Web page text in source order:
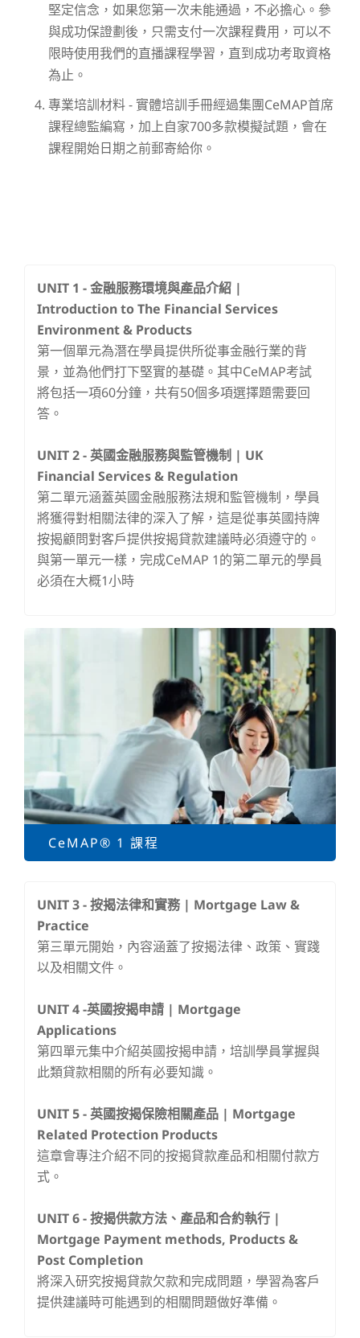
堅定信念，如果您第一次未能通過，不必擔心。參
與成功保證劃後，只需支付一次課程費用，可以不
限時使用我們的直播課程學習，直到成功考取資格
為止。
專業培訓材料 - 實體培訓手冊經過集團CeMAP首席
課程總監編寫，加上自家700多款模擬試題，會在
課程開始日期之前郵寄給你。
UNIT 1 - 金融服務環境與產品介紹 |
Introduction to The Financial Services
Environment & Products
第一個單元為潛在學員提供所從事金融行業的背
景，並為他們打下堅實的基礎。其中CeMAP考試
將包括一項60分鐘，共有50個多項選擇題需要回
答。
UNIT 2 -英國金融服務與監管機制 | UK
Financial Services & Regulation
第二單元涵蓋英國金融服務法規和監管機制，學員
將獲得對相關法律的深入了解，這是從事英國持牌
按揭顧問對客戶提供按揭貸款建議時必須遵守的。
與第一單元一樣，完成CeMAP 1的第二單元的學員
必須在大概1小時
CeMAP® 1 課程
UNIT 3 -按揭法律和實務 | Mortgage Law &
Practice
第三單元開始，內容涵蓋了按揭法律、政策、實踐
以及相關文件。
UNIT 4 -英國按揭申請 | Mortgage
Applications
第四單元集中介紹英國按揭申請，培訓學員掌握與
此類貸款相關的所有必要知識。
UNIT 5 -英國按揭保險相關產品 | Mortgage
Related Protection Products
這章會專注介紹不同的按揭貸款產品和相關付款方
式。
UNIT 6 -按揭供款方法、產品和合約執行 |
Mortgage Payment methods, Products &
Post Completion
將深入研究按揭貸款欠款和完成問題，學習為客戶
提供建議時可能遇到的相關問題做好準備。